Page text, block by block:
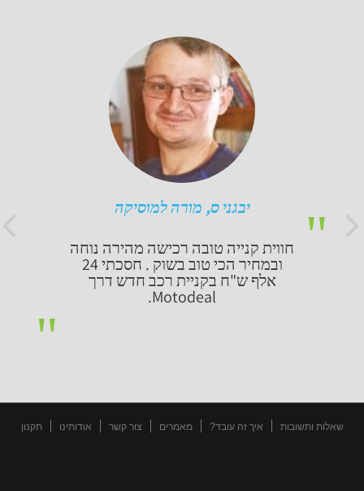
יבגני ס, מורה למוסיקה
חווית קנייה טובה רכישה מהירה נוחה
ובמחיר הכי טוב בשוק . חסכתי 24
אלף ש"ח בקניית רכב חדש דרך
Motodeal.
שאלות ותשובות איך זה עובד? מאמרים צור קשר אודותינו תקנון